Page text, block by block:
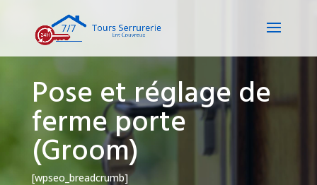
Pose et réglage de
ferme porte
(Groom)
[wpseo_breadcrumb]